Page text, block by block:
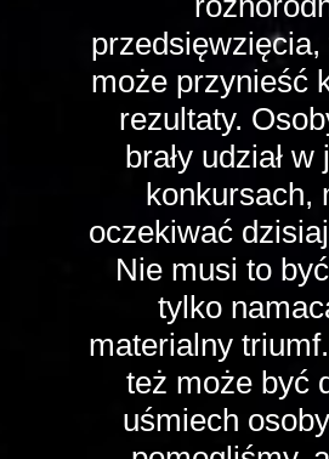
przedsięwzięcia,
może przynieść
rezultaty.
brały udział
konkursach,
oczekiwać
Nie musi to
tylko
materialny
też może być
uśmiech